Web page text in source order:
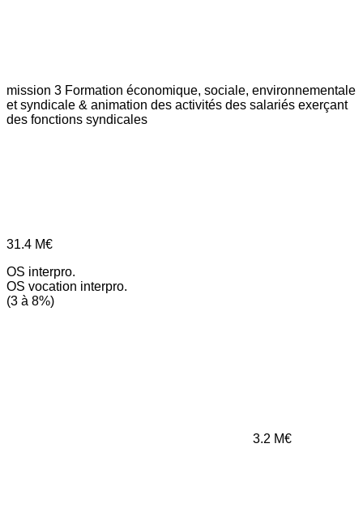
mission 3 Formation économique, sociale, environnementale
et syndicale & animation des activités des salariés exerçant
des fonctions syndicales
31.4 M€
OS interpro.
OS vocation interpro.
(3 à 8%)
3.2 M€